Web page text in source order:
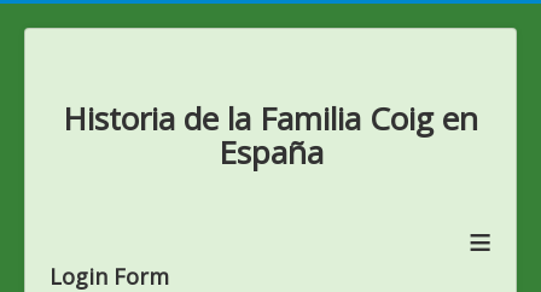
Historia de la Familia Coig en
España
≡
Login Form